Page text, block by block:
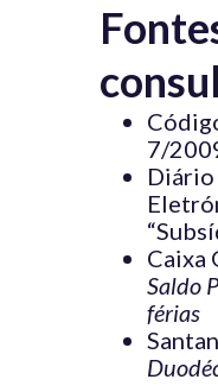
7/
Diário
Caixa
Saldo
férias